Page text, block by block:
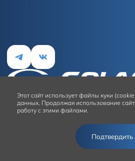
Условия использования сайта
Этот сайт использует файлы куки
данных. Продолжая использование
работу с этими файлами.
Подтвердить